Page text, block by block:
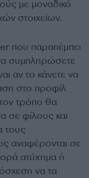
με μοναδικό
στοιχείων.
που παραπέμπει
συμπληρώσετε
αν το κάνετε να
στο προφίλ
τρόπο θα
σε φίλους και
τους
αναφέρονται σε
ατύχημα ή
να τα